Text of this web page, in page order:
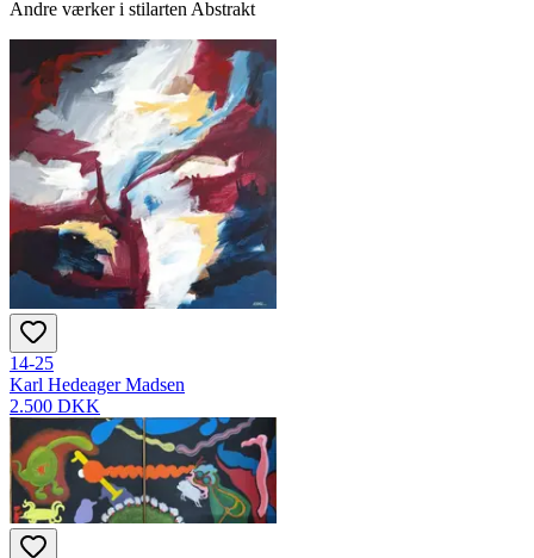
Andre værker i stilarten Abstrakt
14-25
Karl Hedeager Madsen
2.500 DKK